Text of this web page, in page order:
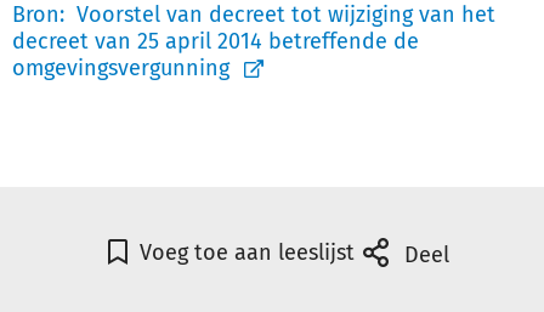
Bron: Voorstel van decreet tot wijziging van het
decreet van 25 april 2014 betreffende de
omgevingsvergunning
Voeg toe aan leeslijst Deel